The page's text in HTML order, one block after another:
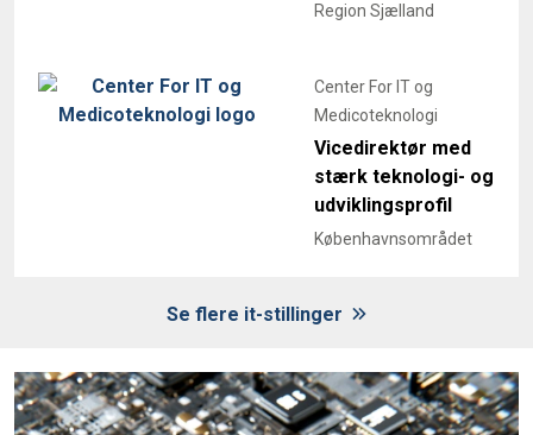
Region Sjælland
Center For IT og
Medicoteknologi
Vicedirektør med
stærk teknologi- og
udviklingsprofil
Københavnsområdet
Se flere it-stillinger